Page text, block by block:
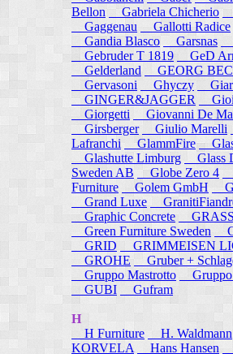
Bellon
Gabriela Chicherio
Gaggenau
Gallotti Radice
Gandia Blasco
Garsnas
Gebruder T 1819
GeD
Gelderland
GEORG
Gervasoni
Ghyczy
GINGER&JAGGER
Giorgetti
Giovanni De
Girsberger
Giulio Marelli
Lafranchi
GlammFire Glas
Glashutte Limburg
Glass
Sweden AB
Globe Zero 4
Furniture
Golem GmbH
Grand Luxe
Graphic Concrete
Green Furniture Sweden
GRID
GRIMMEISEN
GROHE
Gruber +
Gruppo Mastrotto
Gruppo
GUBI
Gufram
H
H Furniture
H. Waldmann
KORVELA
Hans Hansen